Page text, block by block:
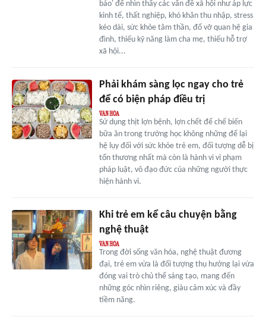
báo' để nhìn thấy các vấn đề xã hội như áp lực
kinh tế, thất nghiệp, khó khăn thu nhập, stress
kéo dài, sức khỏe tâm thần, đổ vỡ quan hệ gia
đình, thiếu kỹ năng làm cha mẹ, thiếu hỗ trợ
xã hội...
Phải khám sàng lọc ngay cho trẻ
để có biện pháp điều trị
Sử dụng thịt lợn bệnh, lợn chết để chế biến
bữa ăn trong trường học không những để lại
hệ lụy đối với sức khỏe trẻ em, đối tượng dễ bị
tổn thương nhất mà còn là hành vi vi phạm
pháp luật, vô đạo đức của những người thực
hiện hành vi.
Khi trẻ em kể câu chuyện bằng
nghệ thuật
Trong đời sống văn hóa, nghệ thuật đương
đại, trẻ em vừa là đối tượng thụ hưởng lại vừa
đóng vai trò chủ thể sáng tạo, mang đến
những góc nhìn riêng, giàu cảm xúc và đầy
tiềm năng.